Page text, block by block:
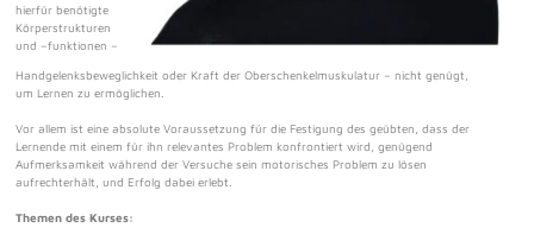
hierfür benötigte
Körperstrukturen
und –funktionen –
Handgelenksbeweglichkeit oder Kraft der Oberschenkelmuskulatur – nicht genügt,
um Lernen zu ermöglichen.
Vor allem ist eine absolute Voraussetzung für die Festigung des geübten, dass der
Lernende mit einem für ihn relevantes Problem konfrontiert wird, genügend
Aufmerksamkeit während der Versuche sein motorisches Problem zu lösen
aufrechterhält, und Erfolg dabei erlebt.
Themen des Kurses: